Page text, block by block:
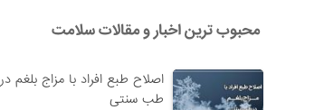
محبوب ترین اخبار و مقالات سلامت
اصلاح طبع افراد با مزاج بلغم در
طب سنتی